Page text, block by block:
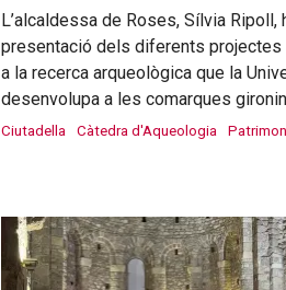
L’alcaldessa de Roses, Sílvia
presentació dels diferents projectes
a la recerca arqueològica que la
desenvolupa a les comarques
Ciutadella Càtedra d'Aqueologia